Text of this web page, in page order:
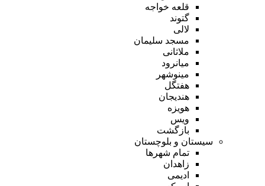
قلعه خواجه
گتوند
لالی
مسجد سلیمان
ملاثانی
میانرود
مینوشهر
هفتگل
هندیجان
هویزه
ویس
بازگشت
سیستان و بلوچستان
تمام شهر‌ها
زاهدان
ادیمی